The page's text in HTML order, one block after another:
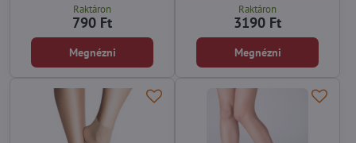
Raktáron
790 Ft
Megnézni
Raktáron
3190 Ft
Megnézni